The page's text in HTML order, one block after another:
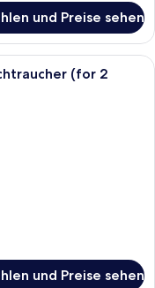
und Preise sehen
1 Schlafzimmer,
(for 2
und Preise sehen